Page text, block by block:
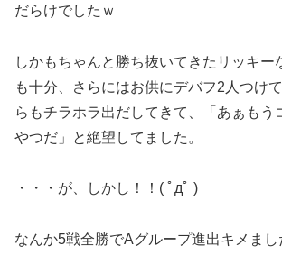
だらけでしたｗ
しかもちゃんと勝ち抜いてきたリッキー
も十分、さらにはお供にデバフ2人つけ
らもチラホラ出だしてきて、「あぁもう
やつだ」と絶望してました。
・・・が、しかし！！( ﾟдﾟ )
なんか5戦全勝でAグループ進出キメま